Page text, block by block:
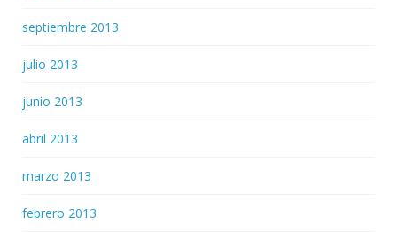
septiembre 2013
julio 2013
junio 2013
abril 2013
marzo 2013
febrero 2013